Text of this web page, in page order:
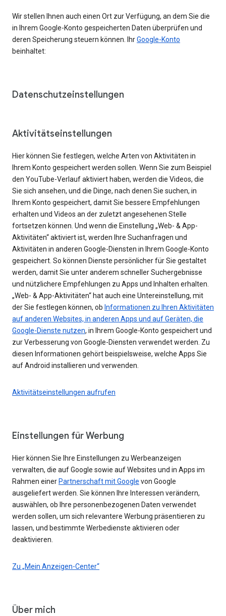
Wir stellen Ihnen auch einen Ort zur Verfügung, an dem Sie die
in Ihrem Google-Konto gespeicherten Daten überprüfen und
deren Speicherung steuern können. IhrGoogle-Konto
beinhaltet:
Datenschutzeinstellungen
Aktivitätseinstellungen
Hier können Sie festlegen, welche Arten von Aktivitäten in
Ihrem Konto gespeichert werden sollen. Wenn Sie zum Beispiel
den YouTube-Verlauf aktiviert haben, werden die Videos, die
Sie sich ansehen, und die Dinge, nach denen Sie suchen, in
Ihrem Konto gespeichert, damit Sie bessere Empfehlungen
erhalten und Videos an der zuletzt angesehenen Stelle
fortsetzen können. Und wenn die Einstellung „Web- & App-
Aktivitäten“ aktiviert ist, werden Ihre Suchanfragen und
Aktivitäten in anderen Google-Diensten in Ihrem Google-Konto
gespeichert. So können Dienste persönlicher für Sie gestaltet
werden, damit Sie unter anderem schneller Suchergebnisse
und nützlichere Empfehlungen zu Apps und Inhalten erhalten.
„Web- & App-Aktivitäten“ hat auch eine Untereinstellung, mit
der Sie festlegen können, ob Informationen zu Ihren Aktivitäten
auf anderen Websites, in anderen Apps und auf Geräten, die
Google-Dienste nutzen, in Ihrem Google-Konto gespeichert und
zur Verbesserung von Google-Diensten verwendet werden. Zu
diesen Informationen gehört beispielsweise, welche Apps Sie
auf Android installieren und verwenden.
Aktivitätseinstellungen aufrufen
Einstellungen für Werbung
Hier können Sie Ihre Einstellungen zu Werbeanzeigen
verwalten, die auf Google sowie auf Websites und in Apps im
Rahmen einer Partnerschaft mit Google von Google
ausgeliefert werden. Sie können Ihre Interessen verändern,
auswählen, ob Ihre personenbezogenen Daten verwendet
werden sollen, um sich relevantere Werbung präsentieren zu
lassen, und bestimmte Werbedienste aktivieren oder
deaktivieren.
Zu „Mein Anzeigen-Center“
Über mich